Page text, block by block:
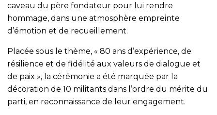
caveau du père fondateur pour lui rendre
hommage, dans une atmosphère empreinte
d’émotion et de recueillement.
Placée sous le thème, « 80 ans d’expérience, de
résilience et de fidélité aux valeurs de dialogue et
de paix », la cérémonie a été marquée par la
décoration de 10 militants dans l’ordre du mérite du
parti, en reconnaissance de leur engagement.